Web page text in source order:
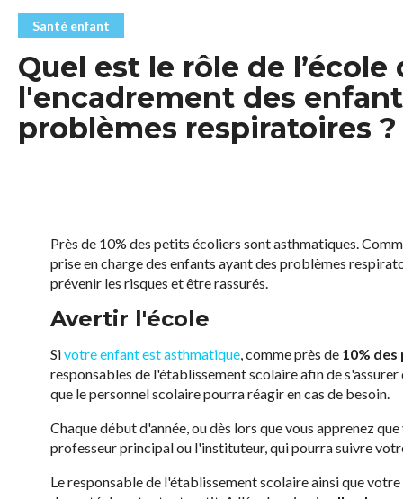
Santé enfant
Quel est le rôle de l’école
l'encadrement des
problèmes respiratoires ?
Près de 10% des petits écoliers sont asthmatiques.
prise en charge des enfants ayant des problèmes
prévenir les risques et être rassurés.
Avertir l'école
Sivotre enfant est asthmatique, comme près de 10%
responsables de l'établissement scolaire afin de
que le personnel scolaire pourra réagir en cas de besoin.
Chaque début d'année, ou dès lors que vous apprenez
professeur principal ou l'instituteur, qui pourra suivre
Le responsable de l'établissement scolaire ainsi que